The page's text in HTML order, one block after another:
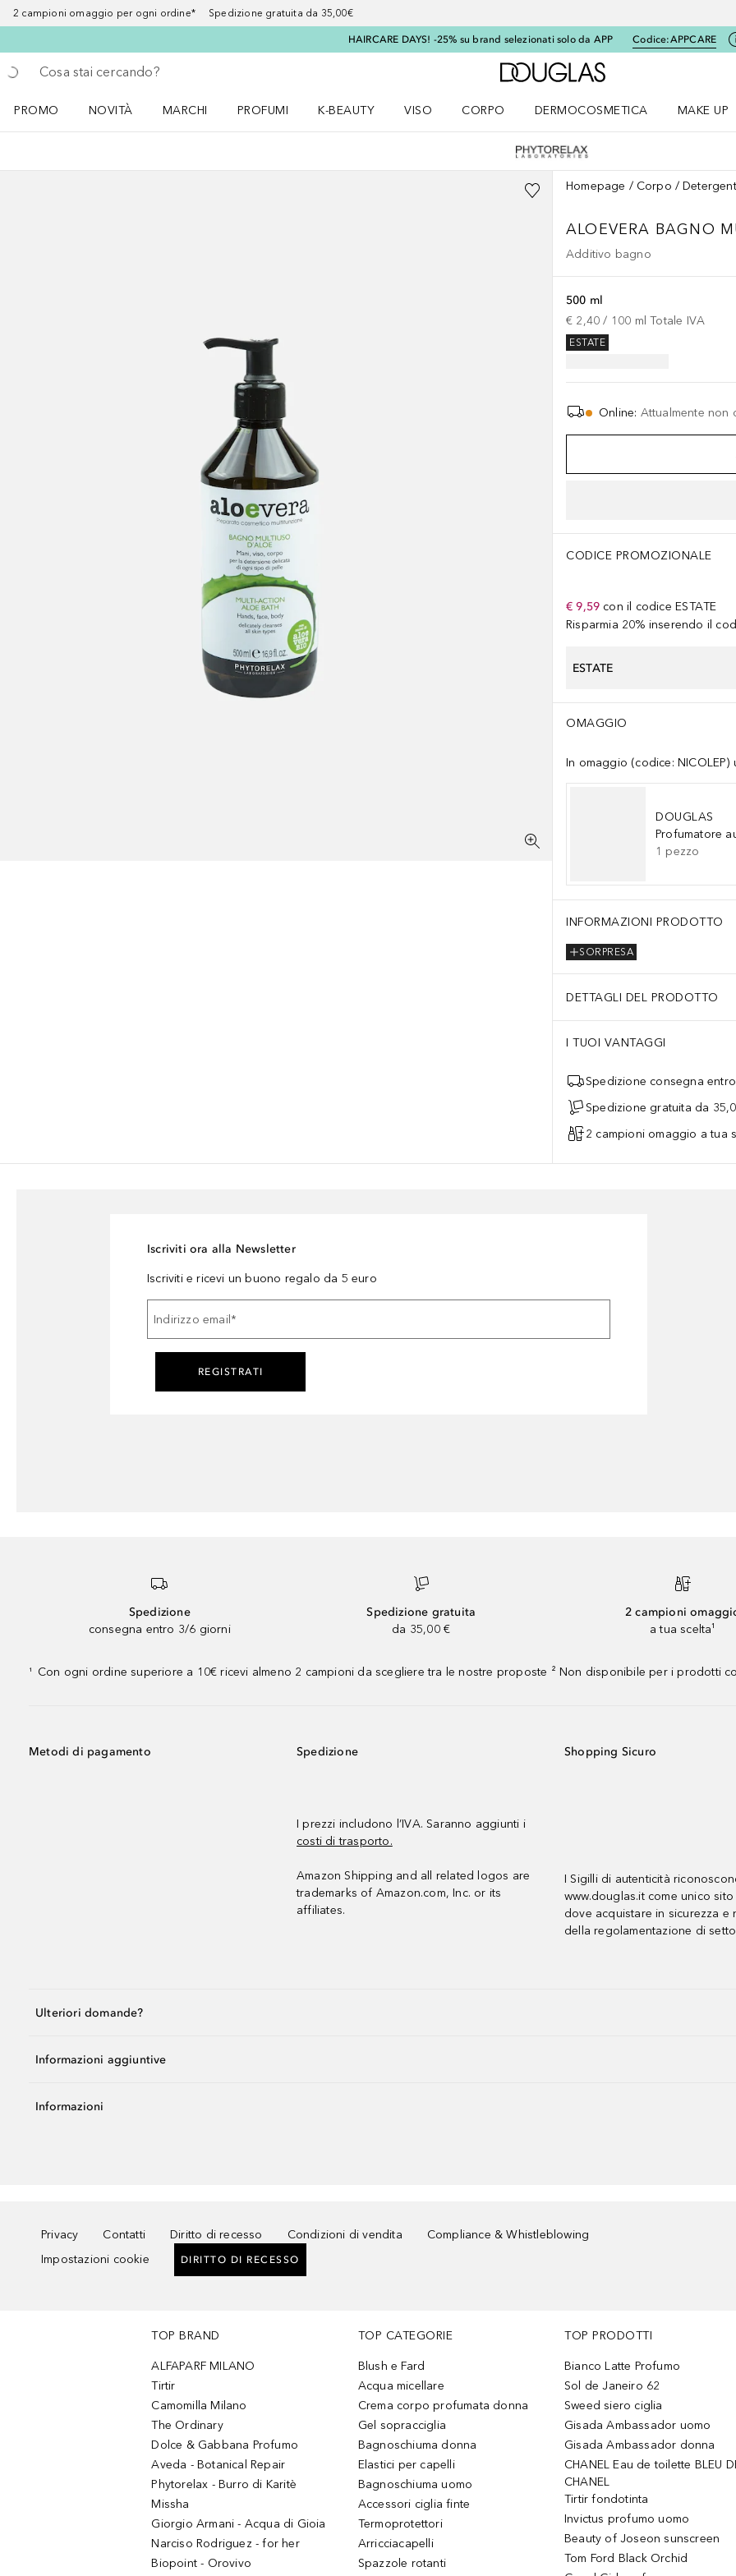
2 campioni omaggio per ogni ordine* Spedizione gratuita da 35,00€
HAIRCARE DAYS! -25% su brand selezionati solo da APP Codice:APPCARE
Torna indietro
Esegui ricerca
A Douglas Home
PROMO
NOVITÀ
MARCHI
PROFUMI
K-BEAUTY
VISO
CORPO
DERMOCOSMETICA
MAKE UP
Homepage Corpo
ALOEVERA BAGNO
Additivo bagno
500 ml
€ 2,40 / 100 ml Totale IVA
ESTATE
Online: Attualmente non
CODICE PROMOZIONALE
€ 9,59 con il codice ESTATE
Risparmia 20% inserendo il
ESTATE
OMAGGIO
In omaggio (codice:
DOUGLAS
Profumatore
1 pezzo
INFORMAZIONI PRODOTTO
SORPRESA
DETTAGLI DEL PRODOTTO
I TUOI VANTAGGI
Spedizione consegna
Spedizione gratuita da
2 campioni omaggio a tua
Iscriviti ora alla Newsletter
Iscriviti e ricevi un buono regalo da 5 euro
Indirizzo email *
REGISTRATI
Spedizione
consegna entro 3/6 giorni
Spedizione gratuita
da 35,00 €
2 campioni
a tua scelta¹
¹ Con ogni ordine superiore a 10€ ricevi almeno 2 campioni da scegliere tra le nostre proposte ² Non disponibile per i prodotti
Metodi di pagamento Spedizione
I prezzi includono l’IVA. Saranno aggiunti i
costi di trasporto.
Amazon Shipping and all related logos are
trademarks of Amazon.com, Inc. or its
affiliates.
Shopping Sicuro
I Sigilli di autenticità
www.douglas.it come unico
dove acquistare in sicurezza e
della regolamentazione di
Ulteriori domande?
Informazioni aggiuntive
Informazioni
Privacy Contatti Diritto di recesso Condizioni di vendita
Compliance & Whistleblowing
Impostazioni cookie
DIRITTO DI RECESSO
TOP BRAND
ALFAPARF MILANO
Tirtir
Camomilla Milano
The Ordinary
Dolce & Gabbana Profumo
Aveda - Botanical Repair
Phytorelax - Burro di Karitè
Missha
Giorgio Armani - Acqua di Gioia
Narciso Rodriguez - for her
Biopoint - Orovivo
TOP CATEGORIE
Blush e Fard
Acqua micellare
Crema corpo profumata donna
Gel sopracciglia
Bagnoschiuma donna
Elastici per capelli
Bagnoschiuma uomo
Accessori ciglia finte
Termoprotettori
Arricciacapelli
Spazzole rotanti
TOP PRODOTTI
Bianco Latte Profumo
Sol de Janeiro 62
Sweed siero ciglia
Gisada Ambassador uomo
Gisada Ambassador donna
CHANEL Eau de toilette BLEU
CHANEL
Tirtir fondotinta
Invictus profumo uomo
Beauty of Joseon sunscreen
Tom Ford Black Orchid